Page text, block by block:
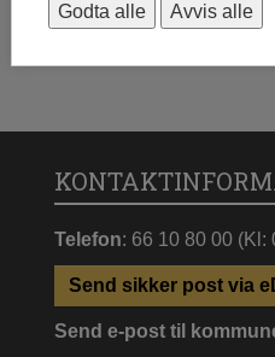
Telefon: 66 10 80 00 (Kl:
Send sikker post via
Send e-post til
Godta alle Avvis alle